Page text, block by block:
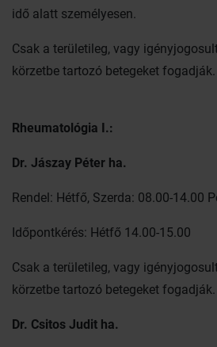
idő alatt személyesen.
Csak a területileg, vagy
körzetbe tartozó betegeket fogadják.
Rheumatológia I.:
Dr. Jászay Péter ha.
Rendel: Hétfő, Szerda: 08.00-14.00
Időpontkérés: Hétfő 14.00-15.00
Csak a területileg, vagy
körzetbe tartozó betegeket fogadják.
Dr. Csitos Judit ha.